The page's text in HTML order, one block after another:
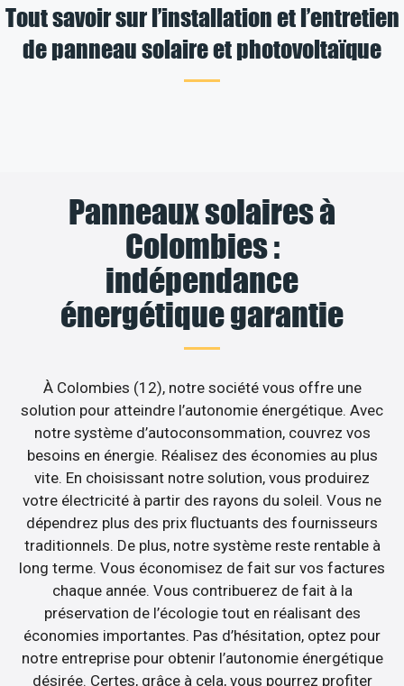
Tout savoir sur l’installation et l’entretien
de panneau solaire et photovoltaïque
Panneaux solaires à
Colombies :
indépendance
énergétique garantie
À Colombies (12), notre société vous offre une
solution pour atteindre l’autonomie énergétique. Avec
notre système d’autoconsommation, couvrez vos
besoins en énergie. Réalisez des économies au plus
vite. En choisissant notre solution, vous produirez
votre électricité à partir des rayons du soleil. Vous ne
dépendrez plus des prix fluctuants des fournisseurs
traditionnels. De plus, notre système reste rentable à
long terme. Vous économisez de fait sur vos factures
chaque année. Vous contribuerez de fait à la
préservation de l’écologie tout en réalisant des
économies importantes. Pas d’hésitation, optez pour
notre entreprise pour obtenir l’autonomie énergétique
désirée. Certes, grâce à cela, vous pourrez profiter